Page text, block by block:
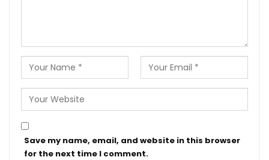
Save my name, email, and website in this browser
for the next time I comment.